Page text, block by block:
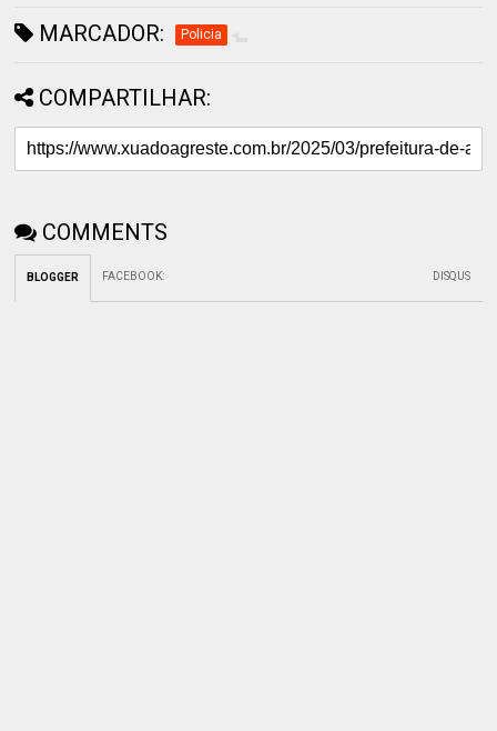
MARCADOR: Policia
COMPARTILHAR:
COMMENTS
BLOGGER FACEBOOK: DISQUS